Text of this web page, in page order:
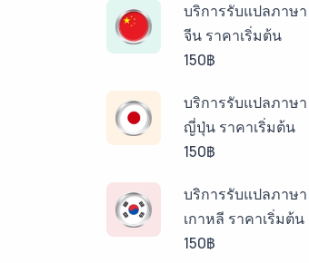
บริการรับแปลภาษา
จีน ราคาเริ่มต้น
150฿
บริการรับแปลภาษา
ญี่ปุ่น ราคาเริ่มต้น
150฿
บริการรับแปลภาษา
เกาหลี ราคาเริ่มต้น
150฿